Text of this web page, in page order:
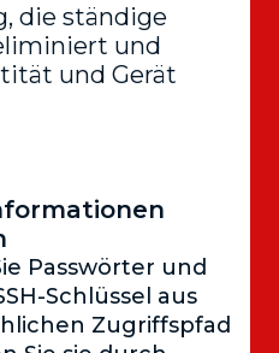
die ständige
und
und Gerät
Passwörter und
Schlüssel aus
Zugriffspfad